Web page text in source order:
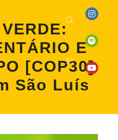
E
[COP30]
São Luís